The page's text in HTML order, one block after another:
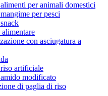
per animali domestici
per pesci
con asciugatura a
artificiale
modificato
di paglia di riso